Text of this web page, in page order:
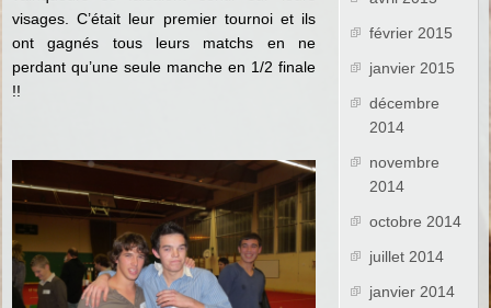
visages. C’était leur premier tournoi et ils
ont gagnés tous leurs matchs en ne
perdant qu’une seule manche en 1/2 finale
!!
février 2015
janvier 2015
décembre
2014
novembre
2014
octobre 2014
juillet 2014
janvier 2014